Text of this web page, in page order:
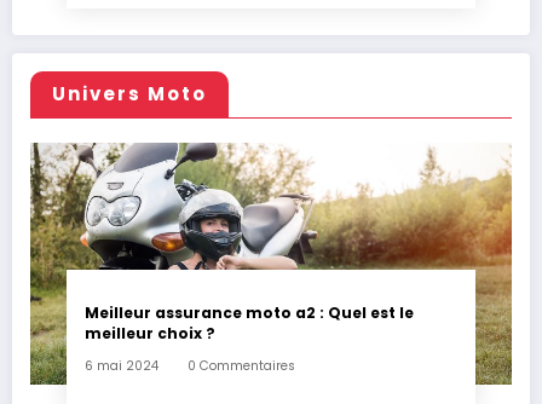
Univers Moto
Meilleur assurance moto a2 : Quel est le
meilleur choix ?
6 mai 2024 0 Commentaires